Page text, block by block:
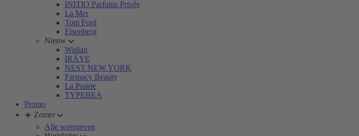
INITIO Parfums Privés
La Mer
Tom Ford
Eisenberg
Nieuw
Widian
IRÄYE
NEST NEW YORK
Farmacy Beauty
La Prairie
TYPEBEA
Promo
☀️ Zomer
Alle weergeven